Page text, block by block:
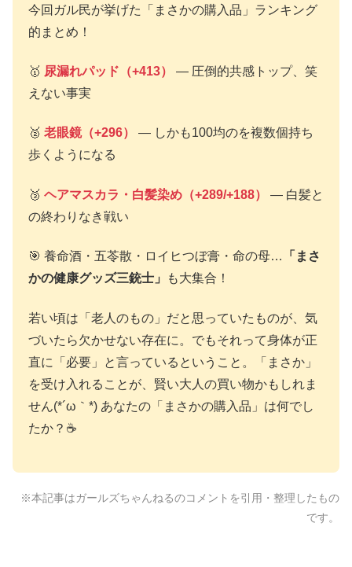
今回ガル民が挙げた「まさかの購入品」ランキング
的まとめ！
🥇 尿漏れパッド（+413）
— 圧倒的共感トップ、笑
えない事実
🥈 老眼鏡（+296）
— しかも100均のを複数個持ち
歩くようになる
🥉 ヘアマスカラ・白髪染め（+289/+188）
— 白髪と
の終わりなき戦い
🎯 養命酒・五苓散・ロイヒつぼ膏・命の母…
「まさ
かの健康グッズ三銃士」
も大集合！
若い頃は「老人のもの」だと思っていたものが、気
づいたら欠かせない存在に。でもそれって身体が正
直に「必要」と言っているということ。「まさか」
を受け入れることが、賢い大人の買い物かもしれま
せん(*´ω｀*) あなたの「まさかの購入品」は何でし
たか？☕
※本記事はガールズちゃんねるのコメントを引用・整理したもの
です。